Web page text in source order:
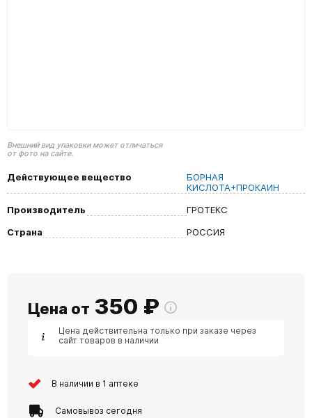
Внешний вид упаковки может отличаться
от фото на сайте.
Действующее вещество
БОРНАЯ
КИСЛОТА+ПРОКАИН
Производитель
ГРОТЕКС
Страна
РОССИЯ
Цена от 350 ₽
Цена действительна только при заказе через
сайт товаров в наличии
В наличии в 1 аптеке
Самовывоз сегодня